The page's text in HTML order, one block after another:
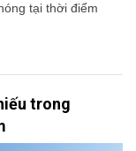
tại thời điểm
trong